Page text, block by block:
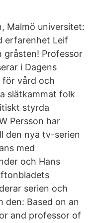
Malmö universitet:
erfarenhet Leif
gråsten! Professor
i Dagens
för vård och
slätkammat folk
styrda
Persson har
den nya tv-serien
med
och Hans
serien och
den: Based on an
and professor of